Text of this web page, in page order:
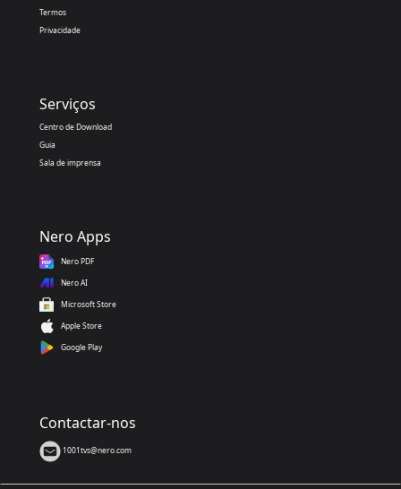
Termos
Privacidade
Serviços
Centro de Download
Guia
Sala de imprensa
Nero Apps
Nero PDF
Nero AI
Microsoft Store
Apple Store
Google Play
Contactar-nos
1001tvs@nero.com